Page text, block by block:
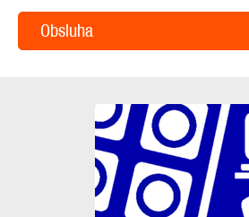
Obsluha